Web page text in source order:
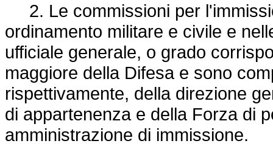
2. Le commissioni per
ordinamento militare e civile e
ufficiale generale, o grado
maggiore della Difesa e sono
rispettivamente, della direzione
di appartenenza e della Forza di
amministrazione di immissione.